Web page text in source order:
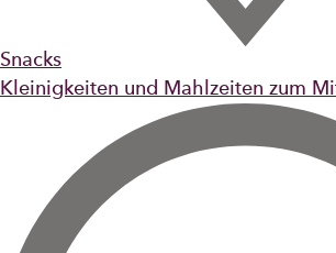
Snacks
Kleinigkeiten und Mahlzeiten zum